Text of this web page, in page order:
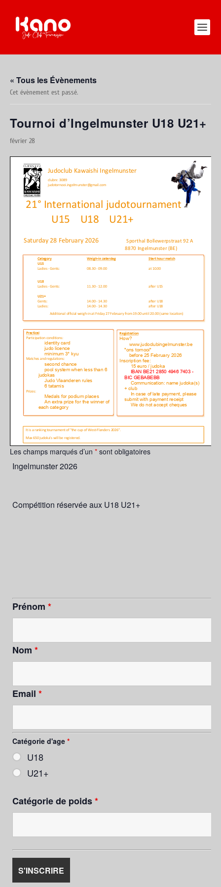
« Tous les Évènements
Cet évènement est passé.
Tournoi d’Ingelmunster U18 U21+
février 28
Les champs marqués d’un * sont obligatoires
Ingelmunster 2026
Compétition réservée aux U18 U21+
Prénom *
Nom *
Email *
Catégorie d'age *
U18
U21+
Catégorie de poids*